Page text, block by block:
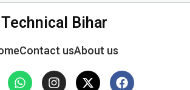
Technical Bihar
Contact usAbout us